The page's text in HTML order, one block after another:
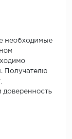
необходимые
Получателю